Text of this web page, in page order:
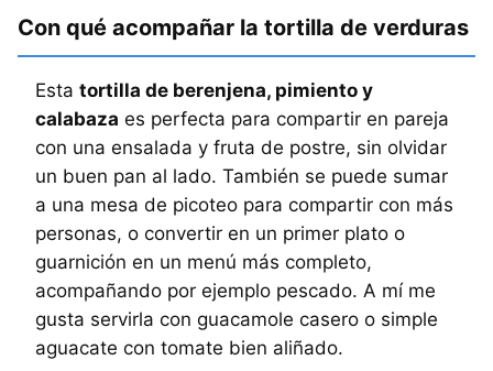
Con qué acompañar la tortilla de verduras
Esta tortilla de berenjena, pimiento y
calabaza es perfecta para compartir en pareja
con una ensalada y fruta de postre, sin olvidar
un buen pan al lado. También se puede sumar
a una mesa de picoteo para compartir con más
personas, o convertir en un primer plato o
guarnición en un menú más completo,
acompañando por ejemplo pescado. A mí me
gusta servirla con guacamole casero o simple
aguacate con tomate bien aliñado.